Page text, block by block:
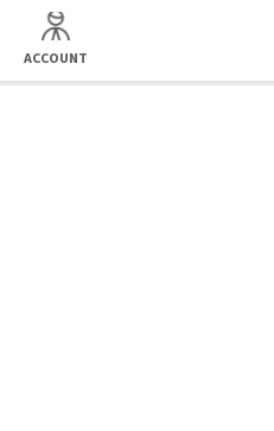
ACCOUNT